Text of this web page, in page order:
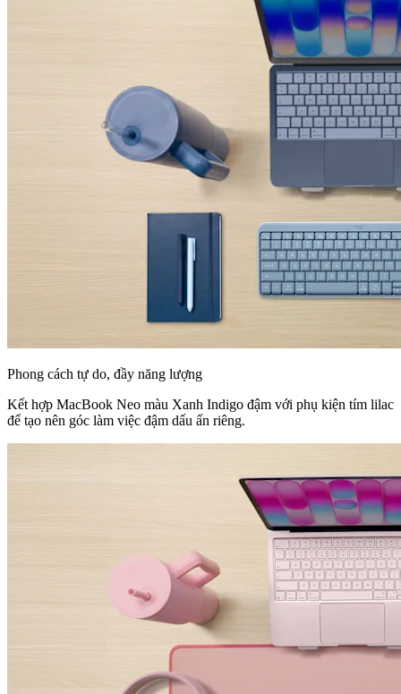
Phong cách tự do, đầy năng lượng
Kết hợp MacBook Neo màu Xanh Indigo đậm với phụ kiện tím lilac
để tạo nên góc làm việc đậm dấu ấn riêng.